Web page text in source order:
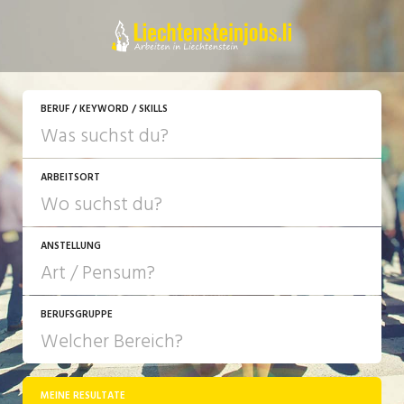
BERUF / KEYWORD / SKILLS
ARBEITSORT
ANSTELLUNG
JOB-TYP
Festanstellung
BERUFSGRUPPE
MEINE RESULTATE
JETZT BEWERBEN